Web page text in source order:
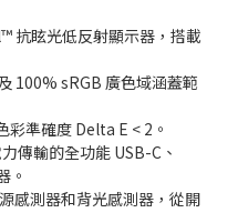
抗眩光低反射顯示器，搭載
100% sRGB 廣色域涵蓋範
準確度 Delta E < 2。
傳輸的全功能 USB-C、
。
感測器和背光感測器，從開